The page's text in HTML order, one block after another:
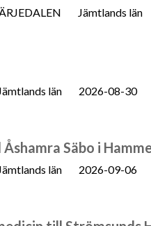
Jämtlands län
län 2026-08-30
Säbo i
Jämtlands län 2026-09-06